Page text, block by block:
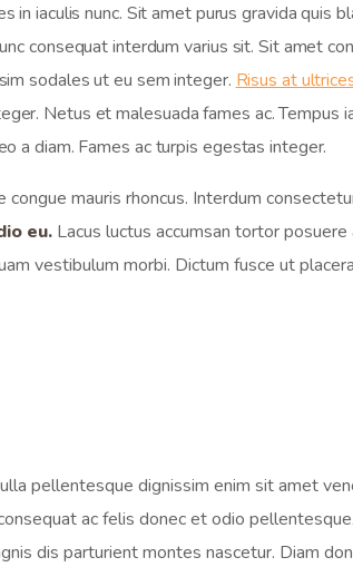
in iaculis nunc. Sit amet purus gravida quis
consequat interdum varius sit. Sit amet
sodales ut eu sem integer. Risus at
Netus et malesuada fames ac. Tempus
a diam. Fames ac turpis egestas integer.
mauris rhoncus. Interdum
eu. Lacus luctus accumsan tortor
vestibulum morbi. Dictum fusce ut
pellentesque dignissim enim sit amet
ac felis donec et odio
dis parturient montes nascetur. Diam